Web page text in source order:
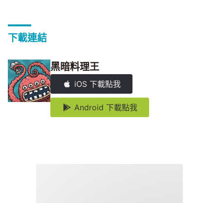
下載連結
黑暗料理王
iOS 下載點我
Android 下載點我